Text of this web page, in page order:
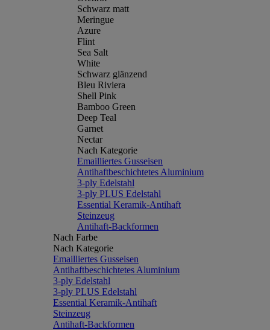
Schwarz matt
Meringue
Azure
Flint
Sea Salt
White
Schwarz glänzend
Bleu Riviera
Shell Pink
Bamboo Green
Deep Teal
Garnet
Nectar
Nach Kategorie
Emailliertes Gusseisen
Antihaftbeschichtetes Aluminium
3-ply Edelstahl
3-ply PLUS Edelstahl
Essential Keramik-Antihaft
Steinzeug
Antihaft-Backformen
Nach Farbe
Nach Kategorie
Emailliertes Gusseisen
Antihaftbeschichtetes Aluminium
3-ply Edelstahl
3-ply PLUS Edelstahl
Essential Keramik-Antihaft
Steinzeug
Antihaft-Backformen